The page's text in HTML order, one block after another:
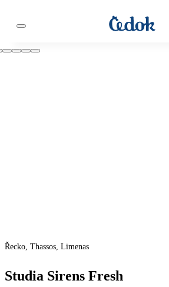
Řecko, Thassos, Limenas
Studia Sirens Fresh